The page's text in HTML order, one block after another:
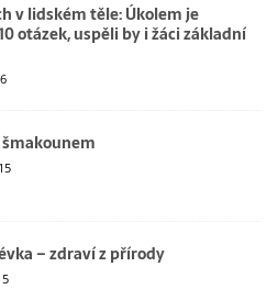
v lidském těle: Úkolem je
otázek, uspěli by i žáci základní
– zdraví z přírody